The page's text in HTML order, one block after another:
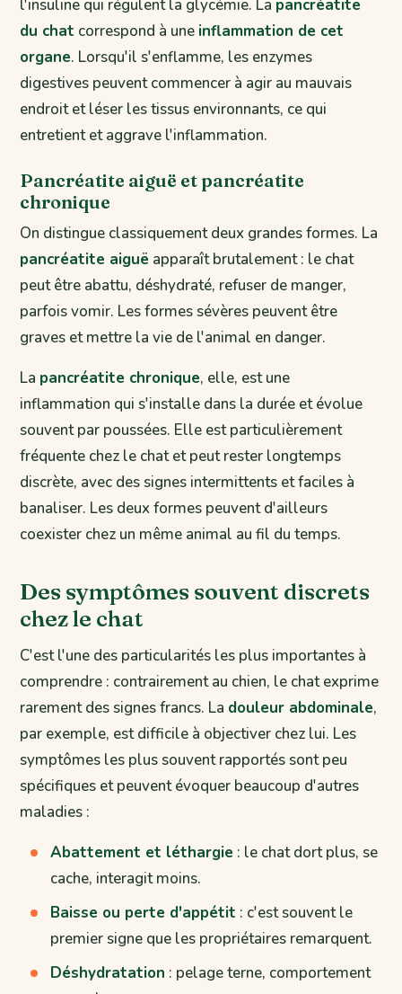
l'insuline qui régulent la glycémie. La pancréatite
du chat correspond à une inflammation de cet
organe. Lorsqu'il s'enflamme, les enzymes
digestives peuvent commencer à agir au mauvais
endroit et léser les tissus environnants, ce qui
entretient et aggrave l'inflammation.
Pancréatite aiguë et pancréatite
chronique
On distingue classiquement deux grandes formes. La
pancréatite aiguë apparaît brutalement : le chat
peut être abattu, déshydraté, refuser de manger,
parfois vomir. Les formes sévères peuvent être
graves et mettre la vie de l'animal en danger.
La pancréatite chronique, elle, est une
inflammation qui s'installe dans la durée et évolue
souvent par poussées. Elle est particulièrement
fréquente chez le chat et peut rester longtemps
discrète, avec des signes intermittents et faciles à
banaliser. Les deux formes peuvent d'ailleurs
coexister chez un même animal au fil du temps.
Des symptômes souvent discrets
chez le chat
C'est l'une des particularités les plus importantes à
comprendre : contrairement au chien, le chat exprime
rarement des signes francs. La douleur abdominale,
par exemple, est difficile à objectiver chez lui. Les
symptômes les plus souvent rapportés sont peu
spécifiques et peuvent évoquer beaucoup d'autres
maladies :
Abattement et léthargie : le chat dort plus, se
cache, interagit moins.
Baisse ou perte d'appétit : c'est souvent le
premier signe que les propriétaires remarquent.
Déshydratation : pelage terne, comportement